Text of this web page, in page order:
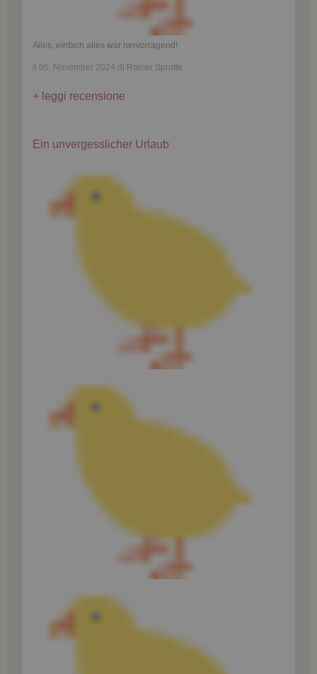
Alles, einfach alles war hervorragend!
il 05. November 2024 di Rainer Sprotte
leggi recensione
Ein unvergesslicher Urlaub